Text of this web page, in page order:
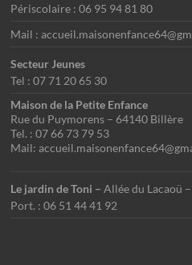
Périscolaire : 06 95 94 81 80
Mail :
Secteur Jeunes
Tel : 07 71 20 65 30
Maison de la Petite Enfance
Rue du Puymorens – 64140 Billère
Tel. : 07 66 73 79 53
Mail:
Le jardin de Toni –Allée du Lacaoü
Port. : 06 51 44 41 92